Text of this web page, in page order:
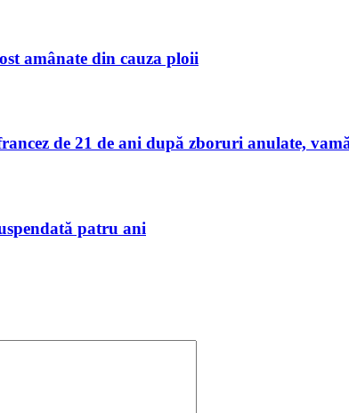
amânate din cauza ploii
de 21 de ani după zboruri anulate,
patru ani